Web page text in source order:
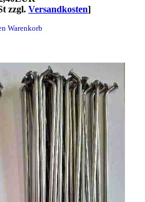
zzgl. Versandkosten]
Warenkorb